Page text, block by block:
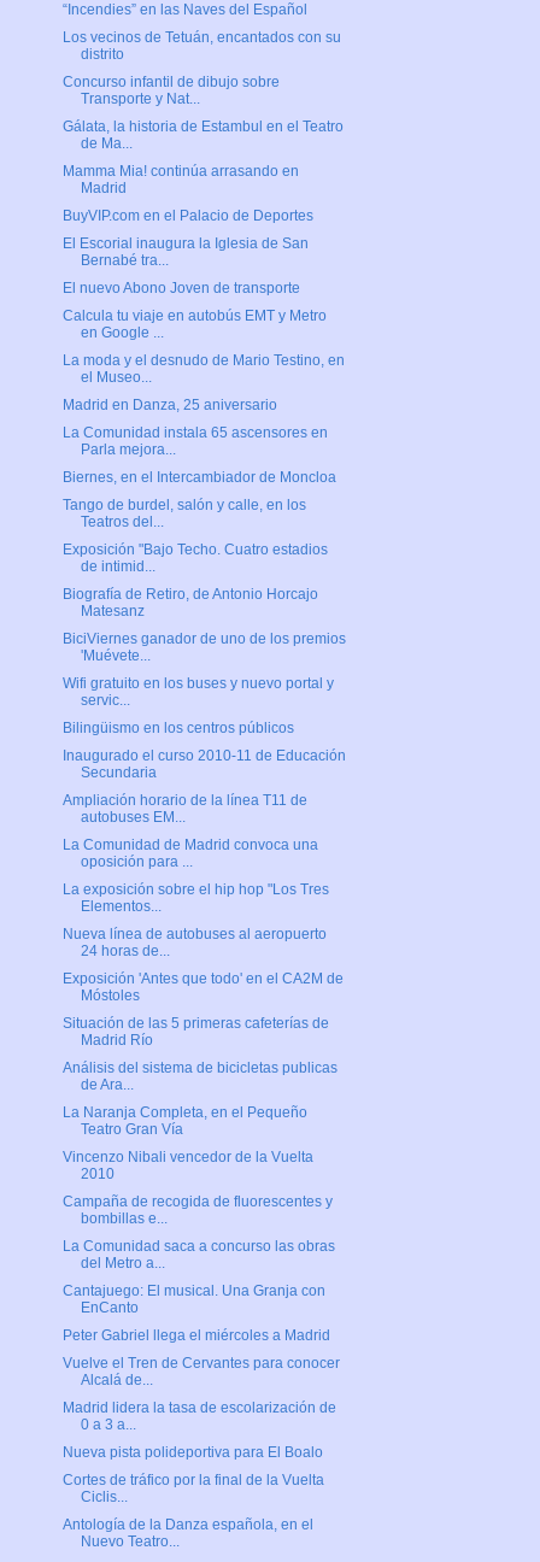
“Incendies” en las Naves del Español
Los vecinos de Tetuán, encantados con su
distrito
Concurso infantil de dibujo sobre
Transporte y Nat...
Gálata, la historia de Estambul en el Teatro
de Ma...
Mamma Mia! continúa arrasando en
Madrid
BuyVIP.com en el Palacio de Deportes
El Escorial inaugura la Iglesia de San
Bernabé tra...
El nuevo Abono Joven de transporte
Calcula tu viaje en autobús EMT y Metro
en Google ...
La moda y el desnudo de Mario Testino, en
el Museo...
Madrid en Danza, 25 aniversario
La Comunidad instala 65 ascensores en
Parla mejora...
Biernes, en el Intercambiador de Moncloa
Tango de burdel, salón y calle, en los
Teatros del...
Exposición "Bajo Techo. Cuatro estadios
de intimid...
Biografía de Retiro, de Antonio Horcajo
Matesanz
BiciViernes ganador de uno de los premios
'Muévete...
Wifi gratuito en los buses y nuevo portal y
servic...
Bilingüismo en los centros públicos
Inaugurado el curso 2010-11 de Educación
Secundaria
Ampliación horario de la línea T11 de
autobuses EM...
La Comunidad de Madrid convoca una
oposición para ...
La exposición sobre el hip hop "Los Tres
Elementos...
Nueva línea de autobuses al aeropuerto
24 horas de...
Exposición 'Antes que todo' en el CA2M de
Móstoles
Situación de las 5 primeras cafeterías de
Madrid Río
Análisis del sistema de bicicletas publicas
de Ara...
La Naranja Completa, en el Pequeño
Teatro Gran Vía
Vincenzo Nibali vencedor de la Vuelta
2010
Campaña de recogida de fluorescentes y
bombillas e...
La Comunidad saca a concurso las obras
del Metro a...
Cantajuego: El musical. Una Granja con
EnCanto
Peter Gabriel llega el miércoles a Madrid
Vuelve el Tren de Cervantes para conocer
Alcalá de...
Madrid lidera la tasa de escolarización de
0 a 3 a...
Nueva pista polideportiva para El Boalo
Cortes de tráfico por la final de la Vuelta
Ciclis...
Antología de la Danza española, en el
Nuevo Teatro...